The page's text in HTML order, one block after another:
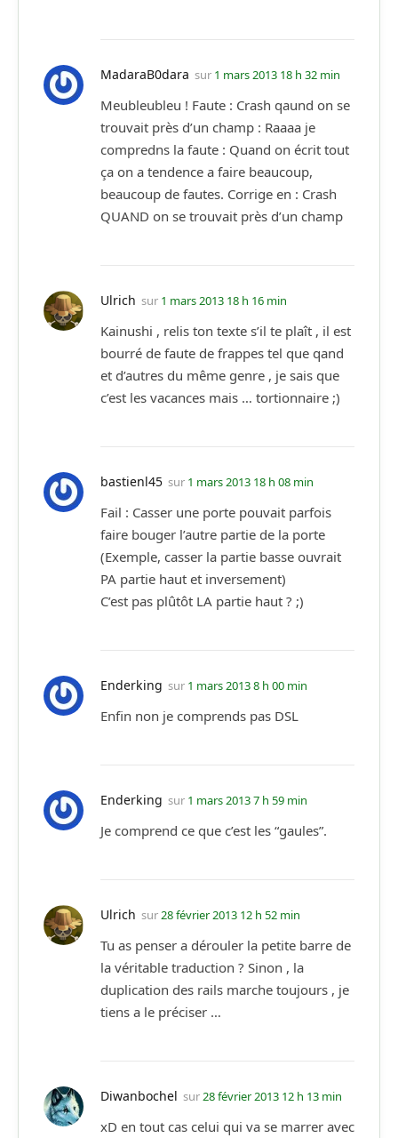
MadaraB0dara sur 1 mars 2013 18 h 32 min
Meubleubleu ! Faute : Crash qaund on se
trouvait près d’un champ : Raaaa je
compredns la faute : Quand on écrit tout
ça on a tendence a faire beaucoup,
beaucoup de fautes. Corrige en : Crash
QUAND on se trouvait près d’un champ
Ulrich sur 1 mars 2013 18 h 16 min
Kainushi , relis ton texte s’il te plaît , il est
bourré de faute de frappes tel que qand
et d’autres du même genre , je sais que
c’est les vacances mais … tortionnaire ;)
bastienl45 sur 1 mars 2013 18 h 08 min
Fail : Casser une porte pouvait parfois
faire bouger l’autre partie de la porte
(Exemple, casser la partie basse ouvrait
PA partie haut et inversement)
C’est pas plûtôt LA partie haut ? ;)
Enderking sur 1 mars 2013 8 h 00 min
Enfin non je comprends pas DSL
Enderking sur 1 mars 2013 7 h 59 min
Je comprend ce que c’est les “gaules”.
Ulrich sur 28 février 2013 12 h 52 min
Tu as penser a dérouler la petite barre de
la véritable traduction ? Sinon , la
duplication des rails marche toujours , je
tiens a le préciser …
Diwanbochel sur 28 février 2013 12 h 13 min
xD en tout cas celui qui va se marrer avec